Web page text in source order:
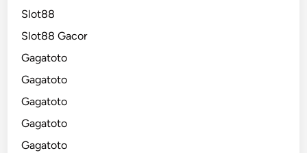
Slot88
Slot88 Gacor
Gagatoto
Gagatoto
Gagatoto
Gagatoto
Gagatoto